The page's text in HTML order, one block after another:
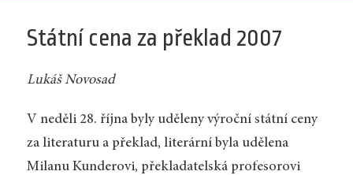
Státní cena za překlad 2007
Lukáš Novosad
V neděli 28. října byly uděleny výroční státní ceny
za literaturu a překlad, literární byla udělena
Milanu Kunderovi, překladatelská profesorovi